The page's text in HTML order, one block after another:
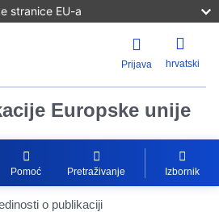
stranice EU-a
Prijava hrvatski
Europske unije
Pomoć Pretraživanje Izbornik
o publikaciji